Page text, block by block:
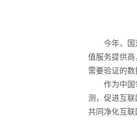
今年，国
值服务提供
需要验证的
作为中国
测，促进互联
共同净化互联